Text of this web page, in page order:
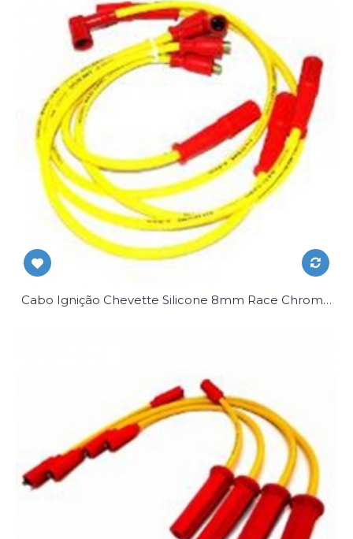
Cabo Ignição Chevette Silicone 8mm Race Chrome Jg